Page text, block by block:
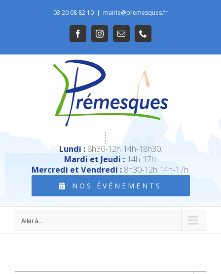
03 20 08 82 10 | mairie@premesques.fr
FacebookInstagramEmail
Lundi :8h30-12h 14h-18h30.
Mardi et Jeudi :14h-17h.
Mercredi et Vendredi :8h30-12h 14h-17h.
NOS ÉVÈNEMENTS
Aller à...